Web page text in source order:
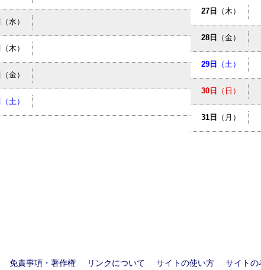
（水）
（木）
（金）
（土）
27日 （木）
28日 （金）
29日 （土）
30日 （日）
31日 （月）
免責事項・著作権 リンクについて サイトの使い方 サイトの